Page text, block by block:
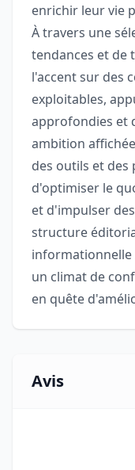
enrichir leur vie
À travers une
tendances et de
l'accent sur des
exploitables,
approfondies et
ambition
des outils et
d'optimiser le
et d'impulser
structure
informationnelle
un climat de
en quête
Avis